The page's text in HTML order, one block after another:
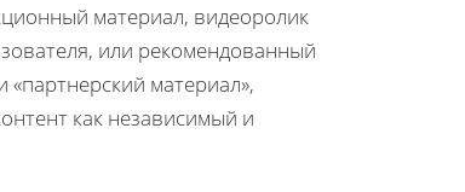
материал, видеоролик
или рекомендованный
материал»,
как независимый и